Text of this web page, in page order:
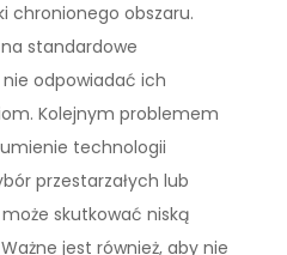
chronionego obszaru.
standardowe
odpowiadać ich
Kolejnym problemem
technologii
przestarzałych lub
skutkować niską
jest również, aby nie